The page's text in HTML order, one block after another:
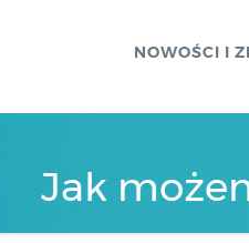
NOWOŚCI I
Jak